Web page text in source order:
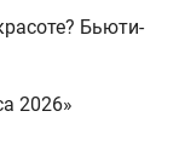
Бьюти-
2026»